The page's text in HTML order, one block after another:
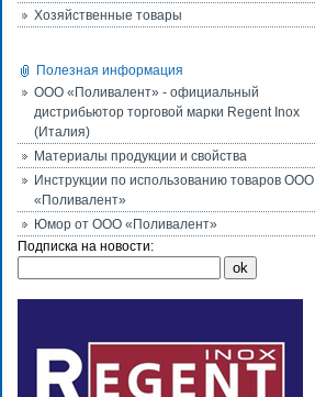
Хозяйственные товары
Полезная информация
ООО «Поливалент» - официальный
дистрибьютор торговой марки Regent Inox
(Италия)
Материалы продукции и свойства
Инструкции по использованию товаров ООО
«Поливалент»
Юмор от ООО «Поливалент»
Подписка на новости: